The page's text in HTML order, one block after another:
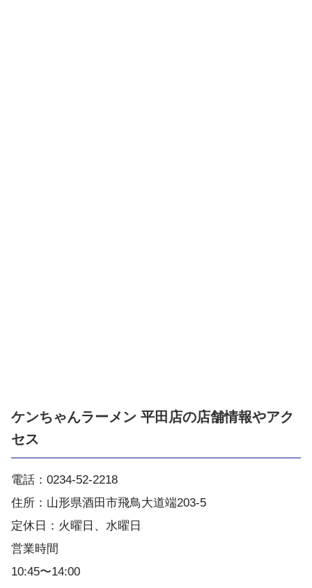
ケンちゃんラーメン 平田店の店舗情報やアク
セス
電話：0234-52-2218
住所：山形県酒田市飛鳥大道端203-5
定休日：火曜日、水曜日
営業時間
10:45〜14:00